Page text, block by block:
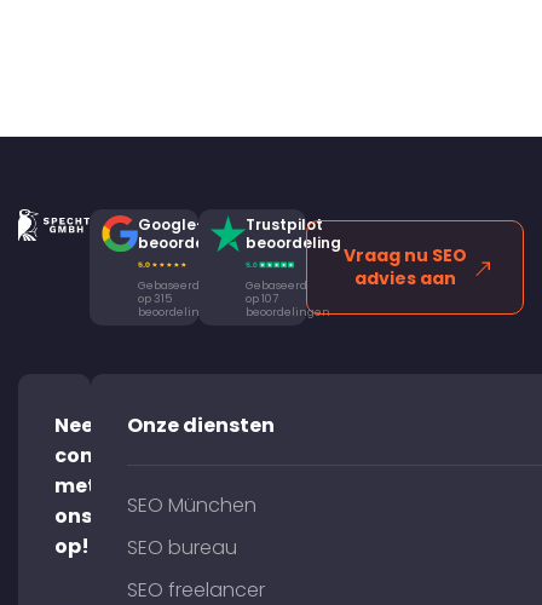
Google-
beoordeling
Gebaseerd
op 315
beoordelingen
Trustpilot
beoordeling
Gebaseerd
op 107
beoordelingen
Vraag nu SEO
advies aan
Neem
contact
met
ons
op!
Onze diensten
SEO München
SEO bureau
SEO freelancer